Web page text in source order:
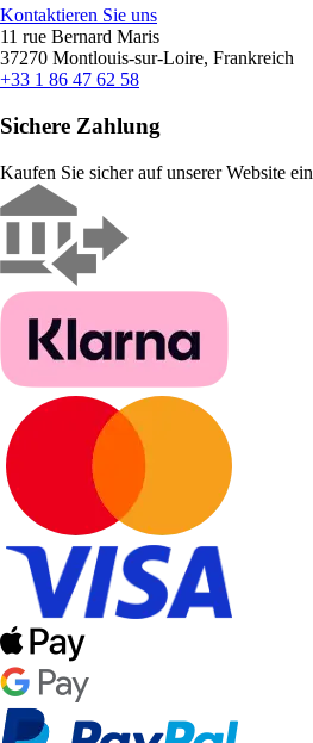
Kontaktieren Sie uns
11 rue Bernard Maris
37270 Montlouis-sur-Loire, Frankreich
+33 1 86 47 62 58
Sichere Zahlung
Kaufen Sie sicher auf unserer Website ein